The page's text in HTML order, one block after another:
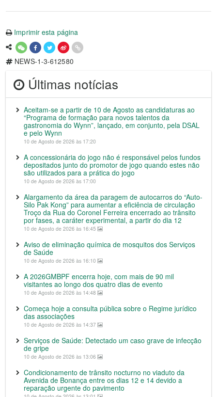
Imprimir esta página
NEWS-1-3-612580
Últimas notícias
Aceitam-se a partir de 10 de Agosto as candidaturas ao
“Programa de formação para novos talentos da
gastronomia do Wynn”, lançado, em conjunto, pela DSAL
e pelo Wynn
10 de Agosto de 2026 às 17:20
A concessionária do jogo não é responsável pelos fundos
depositados junto do promotor de jogo quando estes não
são utilizados para a prática do jogo
10 de Agosto de 2026 às 17:00
Alargamento da área da paragem de autocarros do “Auto-
Silo Pak Kong” para aumentar a eficiência de circulação
Troço da Rua do Coronel Ferreira encerrado ao trânsito
por fases, a caráter experimental, a partir do dia 12
10 de Agosto de 2026 às 16:45
Aviso de eliminação química de mosquitos dos Serviços
de Saúde
10 de Agosto de 2026 às 16:10
A 2026GMBPF encerra hoje, com mais de 90 mil
visitantes ao longo dos quatro dias de evento
10 de Agosto de 2026 às 14:48
Começa hoje a consulta pública sobre o Regime jurídico
das associações
10 de Agosto de 2026 às 14:37
Serviços de Saúde: Detectado um caso grave de infecção
de gripe
10 de Agosto de 2026 às 13:06
Condicionamento de trânsito nocturno no viaduto da
Avenida de Bonança entre os dias 12 e 14 devido a
reparação urgente do pavimento